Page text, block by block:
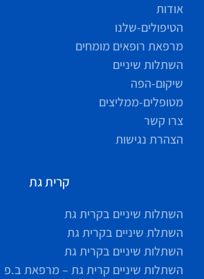
אודות
הטיפולים-שלנו
מרפאת רופאים מומחים
השתלות שיניים
שיקום-הפה
מטופלים-ממליצים
צרו קשר
הצהרת נגישות
קרית גת
השתלות שיניים בקרית גת
השתלת שיניים בקרית גת
השתלות שיניים בקרית גת
השתלות שיניים קרית גת – מרפאת ב.פ